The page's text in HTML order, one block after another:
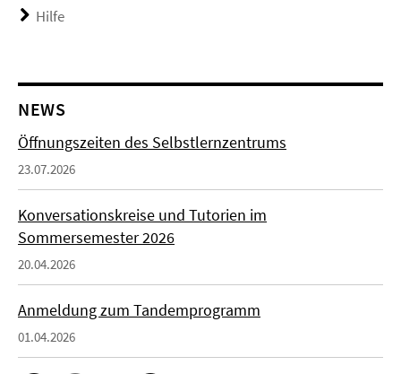
Hilfe
NEWS
Öffnungszeiten des Selbstlernzentrums
23.07.2026
Konversationskreise und Tutorien im
Sommersemester 2026
20.04.2026
Anmeldung zum Tandemprogramm
01.04.2026